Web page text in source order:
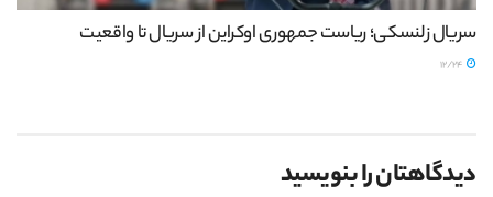
سریال زلنسکی؛ ریاست جمهوری اوکراین از سریال تا واقعیت
دیدگاهتان را بنویسید